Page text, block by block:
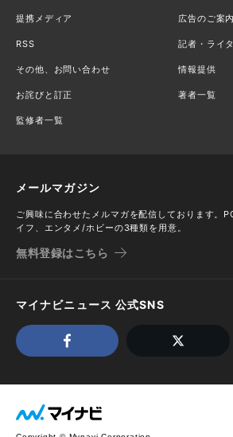
提携メディア 広告のご案内
RSS 記者・ライ
その他、お問い合わせ 情報提供
お詫びと訂正 著者一覧
監修者一覧
メールマガジン
ご興味に合わせたメルマガを配信しております。
イフ、エンタメ/ホビーの3種類を用意。
無料登録はこちら
マイナビニュース 公式SNS